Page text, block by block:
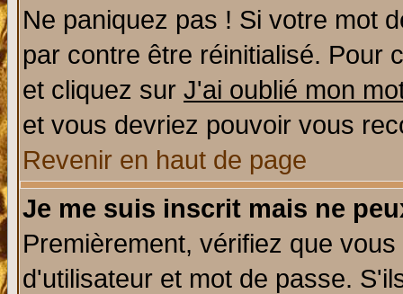
Ne paniquez pas ! Si votre mot
par contre être réinitialisé. Pour
et cliquez sur J'ai oublié mon
et vous devriez pouvoir vous
Revenir en haut de page
Je me suis inscrit mais ne
Premièrement, vérifiez que
d'utilisateur et mot de passe.